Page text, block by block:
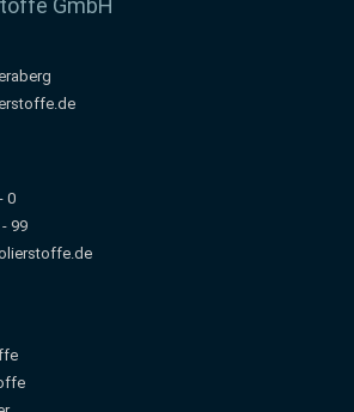
GmbH
0
99